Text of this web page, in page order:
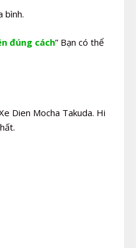
bình.
đúng cách” Bạn có thể
Dien Mocha Takuda. Hi